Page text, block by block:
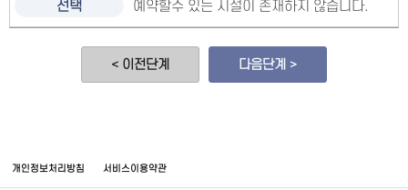
예약할수 있는 시설이 존재하지 않습니다.
< 이전단계 다음단계 >
개인정보처리방침 서비스이용약관